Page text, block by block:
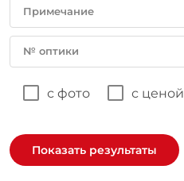
Примечание
№ оптики
с фото с ценой
Показать результаты